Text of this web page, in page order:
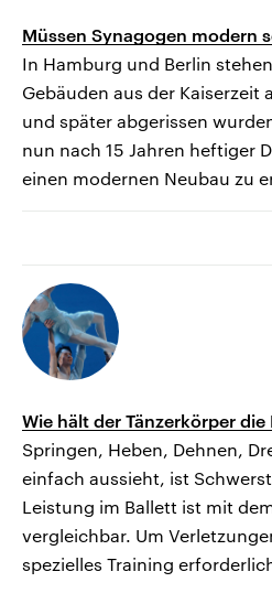
Müssen Synagogen modern
In Hamburg und Berlin
Gebäuden aus der Kaiserzeit
und später abgerissen
nun nach 15 Jahren heftiger
einen modernen Neubau zu
Wie hält der Tänzerkörper
Springen, Heben, Dehnen,
einfach aussieht, ist
Leistung im Ballett ist mit
vergleichbar. Um
spezielles Training